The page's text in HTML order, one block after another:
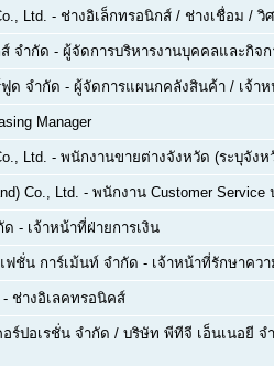
Ltd. - ช่างอิเล็กทรอนิกส์ / ช่างเชื่อม / วิ
จำกัด - ผู้จัดการบริหารงานบุคคลและกิจก
ด จำกัด - ผู้จัดการแผนกคลังสินค้า / เจ้า
Manager
Ltd. - พนักงานขายต่างจังหวัด (ระบุจังห
Co., Ltd. - พนักงาน Customer Service
ด - เจ้าหน้าที่ฝ่ายการเงิน
ชั่น การ์เม้นท์ จำกัด - เจ้าหน้าที่รักษาคว
- ช่างอิเลคทรอนิคส์
ร์ปอเรชั่น จำกัด / บริษัท พีทีจี เอ็นเนอยี จ